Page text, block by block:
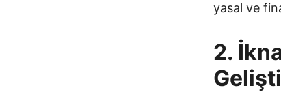
yasal ve
2.